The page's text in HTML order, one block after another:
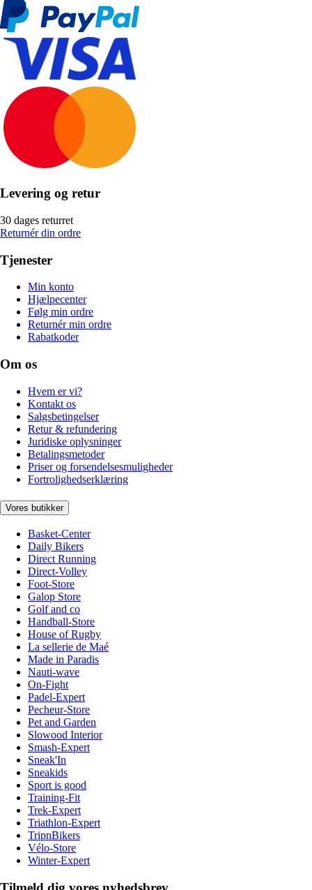
Levering og retur
30 dages returret
Returnér din ordre
Tjenester
Min konto
Hjælpecenter
Følg min ordre
Returnér min ordre
Rabatkoder
Om os
Hvem er vi?
Kontakt os
Salgsbetingelser
Retur & refundering
Juridiske oplysninger
Betalingsmetoder
Priser og forsendelsesmuligheder
Fortrolighedserklæring
Vores butikker
Basket-Center
Daily Bikers
Direct Running
Direct-Volley
Foot-Store
Galop Store
Golf and co
Handball-Store
House of Rugby
La sellerie de Maé
Made in Paradis
Nauti-wave
On-Fight
Padel-Expert
Pecheur-Store
Pet and Garden
Slowood Interior
Smash-Expert
Sneak'In
Sneakids
Sport is good
Training-Fit
Trek-Expert
Triathlon-Expert
TripnBikers
Vélo-Store
Winter-Expert